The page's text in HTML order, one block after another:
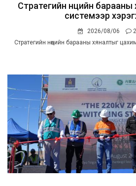
Стратегийн нөөцийн
системээр
2026/08/06
Стратегийн нөөцийн барааны хяналтыг